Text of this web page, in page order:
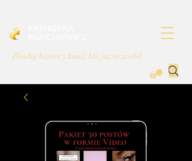
Zbuduj biznes z kimś, kto już to zrobił.